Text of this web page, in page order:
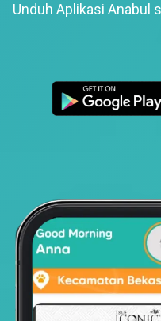
Unduh Aplikasi Anabul